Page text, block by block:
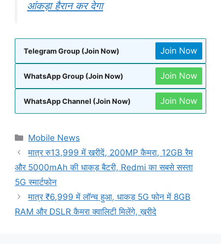
आंकड़ा हैरान कर देगा
Telegram Group (Join Now) Join Now
WhatsApp Group (Join Now) Join Now
WhatsApp Channel (Join Now) Join Now
Categories
Mobile News
मात्र रु13,999 में खरीदें, 200MP कैमरा, 12GB रैम
और 5000mAh की धाकड़ बैटरी, Redmi का सबसे सस्ता
5G स्मार्टफोन
मात्र ₹6,999 में लॉन्च हुआ, धाकड़ 5G फोन में 8GB
RAM और DSLR कैमरा क्वालिटी मिलेंगे, ख़रीदे